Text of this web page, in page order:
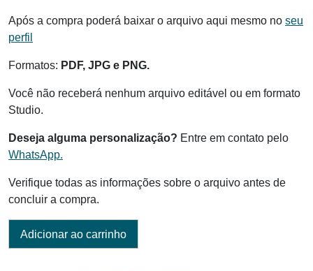
Após a compra poderá baixar o arquivo aqui mesmo no seu
perfil
Formatos: PDF, JPG e PNG.
Você não receberá nenhum arquivo editável ou em formato
Studio.
Deseja alguma personalização? Entre em contato pelo
WhatsApp.
Verifique todas as informações sobre o arquivo antes de
concluir a compra.
Adicionar ao carrinho